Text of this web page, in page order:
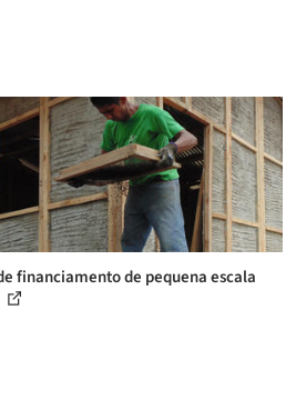
financiamento de pequena escala